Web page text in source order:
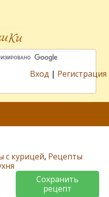
Вход | Регистрация
с курицей, Рецепты
Сохранить
рецепт